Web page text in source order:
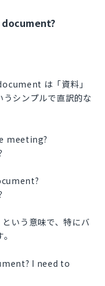
は「資料」
シンプルで直訳的な
meeting?
いう意味で、特にバ
I need to